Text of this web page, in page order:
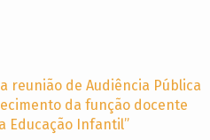
reunião de Audiência Pública
da função docente
Educação Infantil”